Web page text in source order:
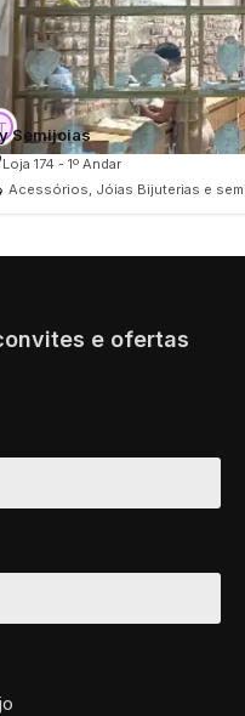
Semijoias
Loja 174 - 1º Andar
Acessórios, Jóias Bijuterias e
e ofertas